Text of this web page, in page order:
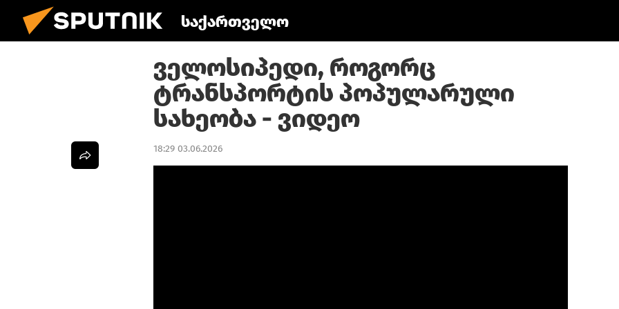
საქართველო
ველოსიპედი, როგორც
ტრანსპორტის პოპულარული
სახეობა - ვიდეო
18:29 03.06.2026